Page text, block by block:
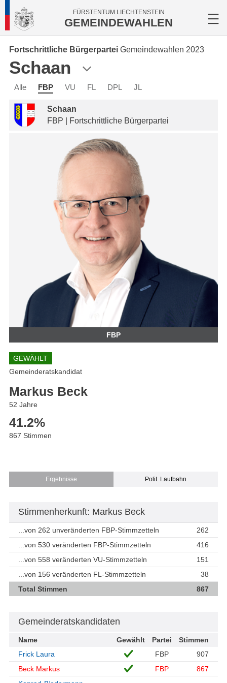
FÜRSTENTUM LIECHTENSTEIN
GEMEINDEWAHLEN
Fortschrittliche Bürgerpartei Gemeindewahlen 2023
Schaan
Alle FBP VU FL DPL JL
Schaan
FBP | Fortschrittliche Bürgerpartei
FBP
GEWÄHLT
Gemeinderatskandidat
Markus Beck
52 Jahre
41.2%
867 Stimmen
Ergebnisse Polit. Laufbahn
Stimmenherkunft: Markus Beck
...von 262 unveränderten FBP-Stimmzetteln
262
...von 530 veränderten FBP-Stimmzetteln
416
...von 558 veränderten VU-Stimmzetteln
151
...von 156 veränderten FL-Stimmzetteln
38
Total Stimmen
867
Gemeinderatskandidaten
Name Gewählt Partei
Stimmen
Frick Laura
FBP
907
Beck Markus
FBP
867